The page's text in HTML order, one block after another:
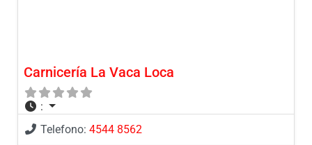
Carnicería La Vaca Loca
:
Telefono: 4544 8562